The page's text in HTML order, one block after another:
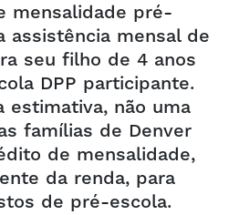
mensalidade pré-
assistência mensal de
seu filho de 4 anos
DPP participante.
estimativa, não uma
famílias de Denver
de mensalidade,
da renda, para
de pré-escola.